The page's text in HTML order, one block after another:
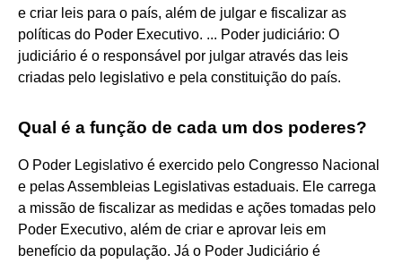
e criar leis para o país, além de julgar e fiscalizar as
políticas do Poder Executivo. ... Poder judiciário: O
judiciário é o responsável por julgar através das leis
criadas pelo legislativo e pela constituição do país.
Qual é a função de cada um dos poderes?
O Poder Legislativo é exercido pelo Congresso Nacional
e pelas Assembleias Legislativas estaduais. Ele carrega
a missão de fiscalizar as medidas e ações tomadas pelo
Poder Executivo, além de criar e aprovar leis em
benefício da população. Já o Poder Judiciário é